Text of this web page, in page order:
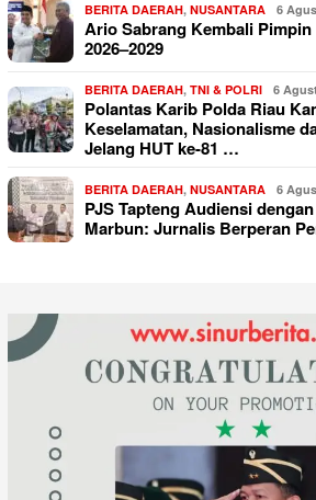
BERITA DAERAH, NUSANTARA 6
Ario Sabrang Kembali
2026–2029
BERITA DAERAH, TNI & POLRI 6
Polantas Karib Polda Riau
Keselamatan, Nasionalisme
Jelang HUT ke-81 …
BERITA DAERAH, NUSANTARA 6
PJS Tapteng Audiensi
Marbun: Jurnalis Berperan